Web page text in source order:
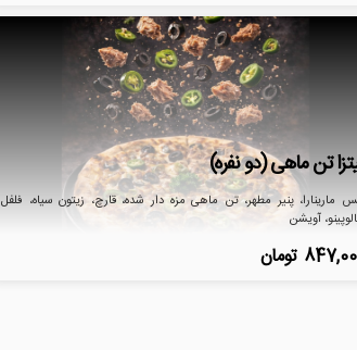
تن ماهی (دو نفره)
مارینارا، پنیر مطهر، تن ماهی مزه دار شده، قارچ، زیتون سیاه، فلفل
آویشن
تومان